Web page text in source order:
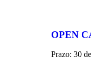
OPEN
Prazo: 30